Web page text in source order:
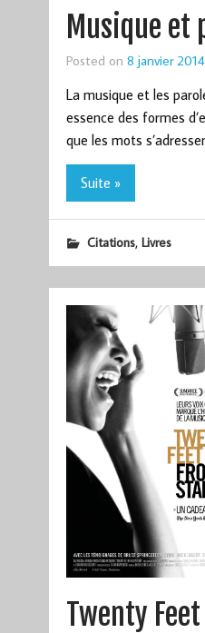
Musique et
Posted on 8 janvier 2014
La musique et les
essence des formes
que les mots
Suite »
Citations, Livres
Twenty